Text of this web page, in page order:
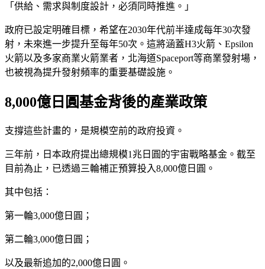
「供給、需求與制度設計，必須同時推進。」
政府已設定明確目標，希望在2030年代前半達成每年30次發
射，未來進一步提升至每年50次。這將涵蓋H3火箭、Epsilon
火箭以及多家商業火箭業者，北海道Spaceport等商業發射場，
也被視為提升發射頻率的重要基礎設施。
8,000億日圓基金背後的產業政策
支撐這些計畫的，是規模空前的政府投資。
三年前，日本政府提出總規模1兆日圓的宇宙戰略基金。截至
目前為止，已透過三輪補正預算投入8,000億日圓。
其中包括：
第一輪3,000億日圓；
第二輪3,000億日圓；
以及最新追加的2,000億日圓。